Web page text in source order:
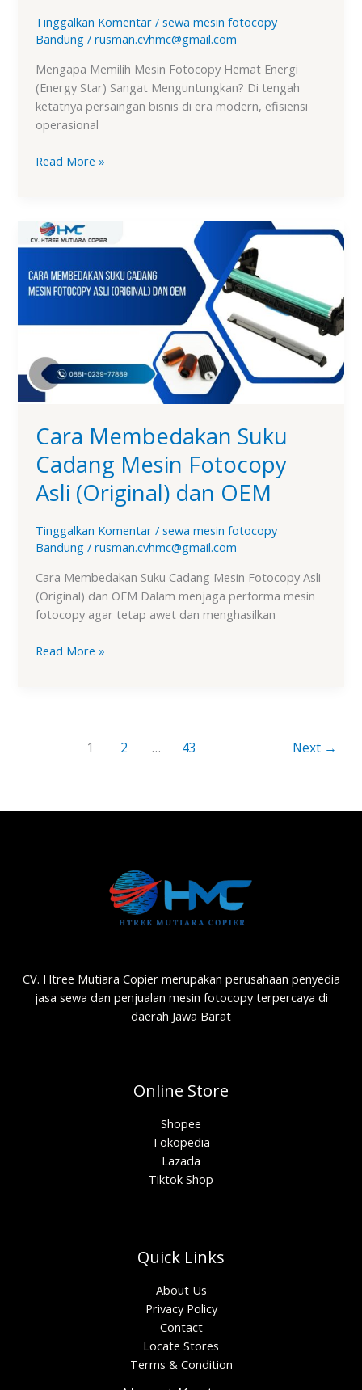
Tinggalkan Komentar /sewa mesin fotocopy
Bandung /rusman.cvhmc@gmail.com
Mengapa Memilih Mesin Fotocopy Hemat Energi
(Energy Star) Sangat Menguntungkan? Di tengah
ketatnya persaingan bisnis di era modern, efisiensi
operasional
Read More »
Cara Membedakan Suku
Cadang Mesin Fotocopy
Asli (Original) dan OEM
Tinggalkan Komentar /sewa mesin fotocopy
Bandung /rusman.cvhmc@gmail.com
Cara Membedakan Suku Cadang Mesin Fotocopy Asli
(Original) dan OEM Dalam menjaga performa mesin
fotocopy agar tetap awet dan menghasilkan
Cara
Membedakan
Suku
Cadang
Mesin
Fotocopy
(Original)
dan
OEM
Read More »
1 2 … 43 Next →
CV. Htree Mutiara Copier merupakan perusahaan penyedia
jasa sewa dan penjualan mesin fotocopy terpercaya di
daerah Jawa Barat
Online Store
Shopee
Tokopedia
Lazada
Tiktok Shop
Quick Links
About Us
Privacy Policy
Contact
Locate Stores
Terms & Condition